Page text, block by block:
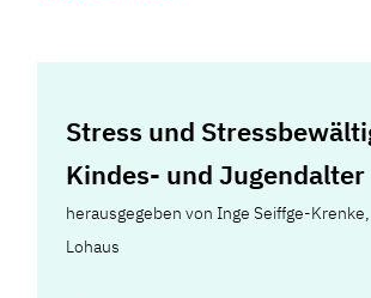
Stress und
Kindes- und Jugendalter
herausgegeben von Inge Seiffge-
Lohaus